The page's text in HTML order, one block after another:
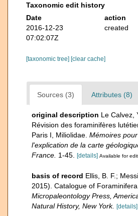
Taxonomic edit history
Date
action
2016-12-23
07:02:07Z
created
[taxonomic tree] [clear cache]
Sources (3) Attributes (8)
original description Le Calvez,
Révision des foraminifères
Paris I, Miliolidae. Mémoires
l'explication de la carte
France. 1-45. [details] Available for
basis of record Ellis, B. F.;
2015). Catalogue of Foraminifera.
Micropaleontology Press,
Natural History, New York. [details]